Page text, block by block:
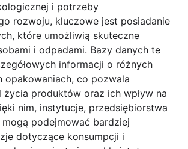
i potrzeby
rozwoju, kluczowe jest posiadanie
które umożliwią skuteczne
i odpadami. Bazy danych te
informacji o różnych
opakowaniach, co pozwala
produktów oraz ich wpływ na
nim, instytucje, przedsiębiorstwa
podejmować bardziej
dotyczące konsumpcji i